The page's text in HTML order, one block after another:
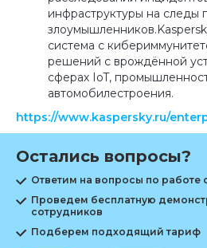
инфраструктуры на следы
система с
решений с врождённой
сферах IoT,
автомобилестроения.
https://www.kaspersky.ru/
Остались вопросы?
Ответим на вопросы по работе
Проведем бесплатную
сотрудников
Подберем подходящий тариф